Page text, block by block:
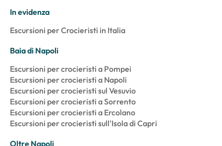
In evidenza
Escursioni per Crocieristi in Italia
Baia di Napoli
Escursioni per crocieristi a Pompei
Escursioni per crocieristi a Napoli
Escursioni per crocieristi sul Vesuvio
Escursioni per crocieristi a Sorrento
Escursioni per crocieristi a Ercolano
Escursioni per crocieristi sull'Isola di Capri
Oltre Napoli